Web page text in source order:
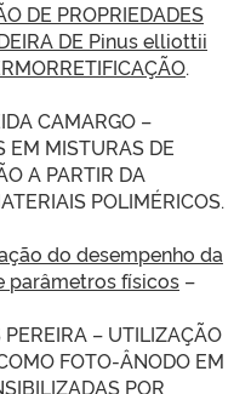
DE PROPRIEDADES
DE Pinus elliottii
.
CAMARGO –
EM MISTURAS DE
A PARTIR DA
POLIMÉRICOS.
do desempenho da
parâmetros físicos –
– UTILIZAÇÃO
FOTO-ÂNODO EM
POR